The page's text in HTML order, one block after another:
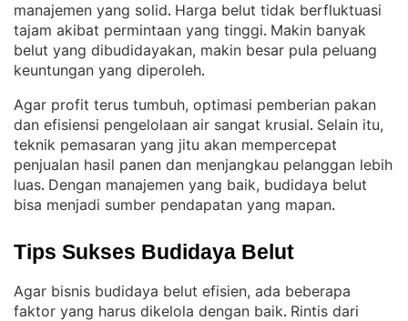
manajemen yang solid. Harga belut tidak berfluktuasi
tajam akibat permintaan yang tinggi. Makin banyak
belut yang dibudidayakan, makin besar pula peluang
keuntungan yang diperoleh.
Agar profit terus tumbuh, optimasi pemberian pakan
dan efisiensi pengelolaan air sangat krusial. Selain itu,
teknik pemasaran yang jitu akan mempercepat
penjualan hasil panen dan menjangkau pelanggan lebih
luas. Dengan manajemen yang baik, budidaya belut
bisa menjadi sumber pendapatan yang mapan.
Tips Sukses Budidaya Belut
Agar bisnis budidaya belut efisien, ada beberapa
faktor yang harus dikelola dengan baik. Rintis dari